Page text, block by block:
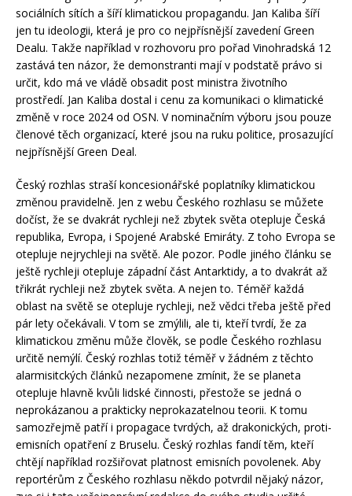
sociálních sítích a šíří klimatickou propagandu. Jan Kaliba šíří
jen tu ideologii, která je pro co nejpřísnější zavedení Green
Dealu. Takže například v rozhovoru pro pořad Vinohradská 12
zastává ten názor, že demonstranti mají v podstatě právo si
určit, kdo má ve vládě obsadit post ministra životního
prostředí. Jan Kaliba dostal i cenu za komunikaci o klimatické
změně v roce 2024 od OSN. V nominačním výboru jsou pouze
členové těch organizací, které jsou na ruku politice, prosazující
nejpřísnější Green Deal.
Český rozhlas straší koncesionářské poplatníky klimatickou
změnou pravidelně. Jen z webu Českého rozhlasu se můžete
dočíst, že se dvakrát rychleji než zbytek světa otepluje Česká
republika, Evropa, i Spojené Arabské Emiráty. Z toho Evropa se
otepluje nejrychleji na světě. Ale pozor. Podle jiného článku se
ještě rychleji otepluje západní část Antarktidy, a to dvakrát až
třikrát rychleji než zbytek světa. A nejen to. Téměř každá
oblast na světě se otepluje rychleji, než vědci třeba ještě před
pár lety očekávali. V tom se zmýlili, ale ti, kteří tvrdí, že za
klimatickou změnu může člověk, se podle Českého rozhlasu
určitě nemýlí. Český rozhlas totiž téměř v žádném z těchto
alarmisitckých článků nezapomene zmínit, že se planeta
otepluje hlavně kvůli lidské činnosti, přestože se jedná o
neprokázanou a prakticky neprokazatelnou teorii. K tomu
samozřejmě patří i propagace tvrdých, až drakonických, proti-
emisních opatření z Bruselu. Český rozhlas fandí těm, kteří
chtějí například rozšiřovat platnost emisních povolenek. Aby
reportérům z Českého rozhlasu někdo potvrdil nějaký názor,